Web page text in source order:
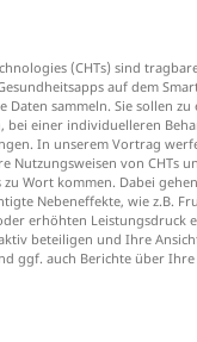
(CHTs) sind
auf dem
Daten sammeln. Sie sollen zu
bei einer individuelleren
In unserem Vortrag
Nutzungsweisen von CHTs
Wort kommen. Dabei
Nebeneffekte, wie z.B.
erhöhten Leistungsdruck
beteiligen und Ihre
ggf. auch Berichte über